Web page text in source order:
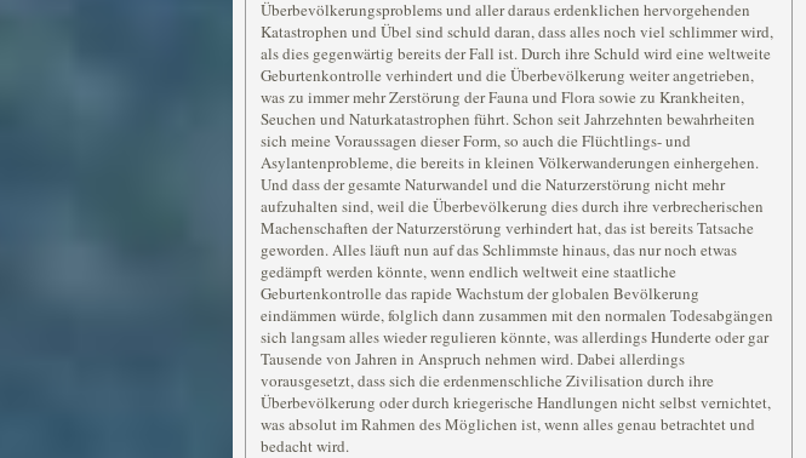
Überbevölkerungsproblems und aller daraus erdenklichen hervorgehenden
Katastrophen und Übel sind schuld daran, dass alles noch viel schlimmer wird,
als dies gegenwärtig bereits der Fall ist. Durch ihre Schuld wird eine weltweite
Geburtenkontrolle verhindert und die Überbevölkerung weiter angetrieben,
was zu immer mehr Zerstörung der Fauna und Flora sowie zu Krankheiten,
Seuchen und Naturkatastrophen führt. Schon seit Jahrzehnten bewahrheiten
sich meine Voraussagen dieser Form, so auch die Flüchtlings- und
Asylantenprobleme, die bereits in kleinen Völkerwanderungen einhergehen.
Und dass der gesamte Naturwandel und die Naturzerstörung nicht mehr
aufzuhalten sind, weil die Überbevölkerung dies durch ihre verbrecherischen
Machenschaften der Naturzerstörung verhindert hat, das ist bereits Tatsache
geworden. Alles läuft nun auf das Schlimmste hinaus, das nur noch etwas
gedämpft werden könnte, wenn endlich weltweit eine staatliche
Geburtenkontrolle das rapide Wachstum der globalen Bevölkerung
eindämmen würde, folglich dann zusammen mit den normalen Todesabgängen
sich langsam alles wieder regulieren könnte, was allerdings Hunderte oder gar
Tausende von Jahren in Anspruch nehmen wird. Dabei allerdings
vorausgesetzt, dass sich die erdenmenschliche Zivilisation durch ihre
Überbevölkerung oder durch kriegerische Handlungen nicht selbst vernichtet,
was absolut im Rahmen des Möglichen ist, wenn alles genau betrachtet und
bedacht wird.